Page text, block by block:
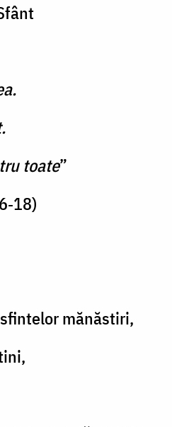
toate”
mănăstiri,